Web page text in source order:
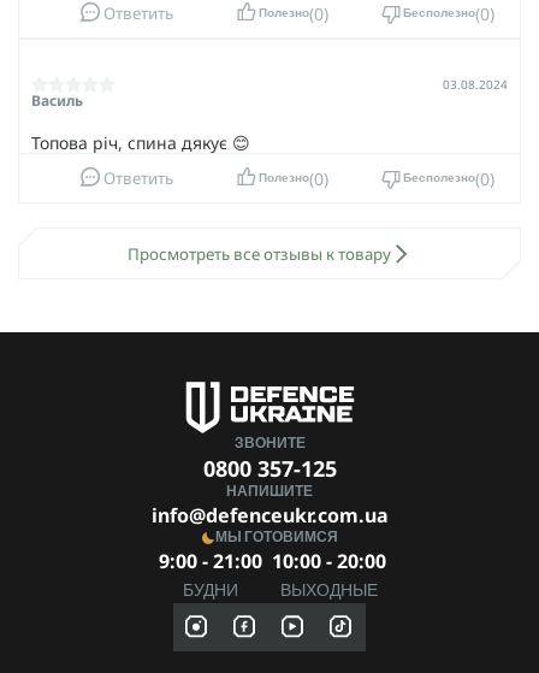
Ответить Полезно 0 Бесполезно 0
Василь
03.08.2024
Топова річ, спина дякує 😊
Ответить Полезно 0 Бесполезно 0
Просмотреть все отзывы к товару
ЗВОНИТЕ
0800 357-125
НАПИШИТЕ
info@defenceukr.com.ua
МЫ ГОТОВИМСЯ
9:00 - 21:00
БУДНИ
10:00 - 20:00
ВЫХОДНЫЕ